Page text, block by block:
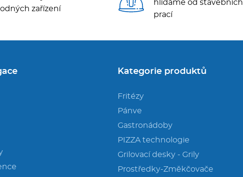
zařízení
hlídáme od stavebních
prací
Kategorie produktů
Fritézy
Pánve
Gastronádoby
PIZZA technologie
Grilovací desky - Grily
Prostředky-Změkčovače